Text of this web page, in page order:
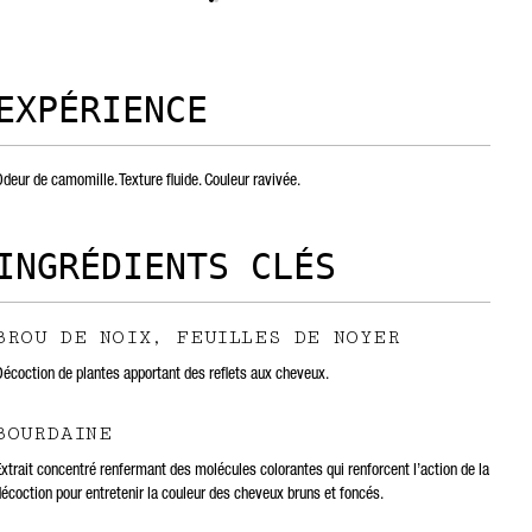
de camomille. Texture fluide. Couleur ravivée.
CLÉS
DE NOIX, FEUILLES DE NOYER
de plantes apportant des reflets aux cheveux.
concentré renfermant des molécules colorantes qui renforcent l’action de la
pour entretenir la couleur des cheveux bruns et foncés.